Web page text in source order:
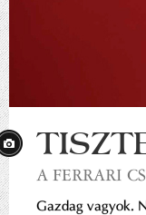
A FERRARI
Gazdag vagyok.